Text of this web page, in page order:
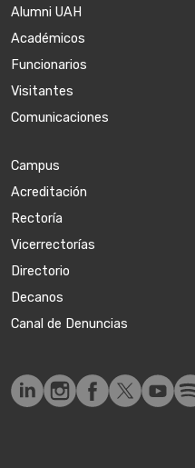
Alumni UAH
Académicos
Funcionarios
Visitantes
Comunicaciones
Campus
Acreditación
Rectoría
Vicerrectorías
Directorio
Decanos
Canal de Denuncias